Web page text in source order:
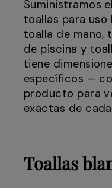
Suministramos
toallas para uso
toalla de mano,
de piscina y
tiene
específicos —
producto para
exactas de
Toallas